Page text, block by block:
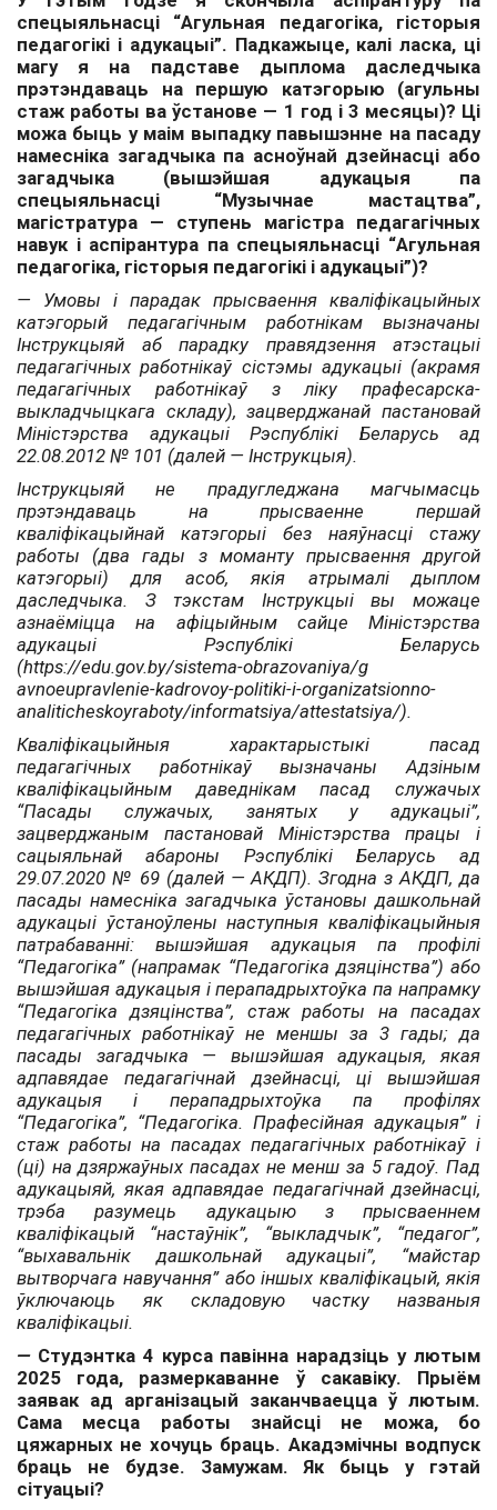
спецыяльнасці “Агульная педагогіка, гісторыя
педагогікі і адукацыі”. Падкажыце, калі ласка, ці
магу я на падставе дыплома даследчыка
прэтэндаваць на першую катэгорыю (агульны
стаж работы ва ўстанове — 1 год і 3 месяцы)? Ці
можа быць у маім выпадку павышэнне на пасаду
намесніка загадчыка па асноўнай дзейнасці або
загадчыка (вышэйшая адукацыя па
спецыяльнасці “Музычнае мастацтва”,
магістратура — ступень магістра педагагічных
навук і аспірантура па спецыяльнасці “Агульная
педагогіка, гісторыя педагогікі і адукацыі”)?
— Умовы і парадак прысваення кваліфікацыйных
катэгорый педагагічным работнікам вызначаны
Інструкцыяй аб парадку правядзення атэстацыі
педагагічных работнікаў сістэмы адукацыі (акрамя
педагагічных работнікаў з ліку прафесарска-
выкладчыцкага складу), зацверджанай пастановай
Міністэрства адукацыі Рэспублікі Беларусь ад
22.08.2012 № 101 (далей — Інструкцыя).
Інструкцыяй не прадугледжана магчымасць
прэтэндаваць на прысваенне першай
кваліфікацыйнай катэгорыі без наяўнасці стажу
работы (два гады з моманту прысваення другой
катэгорыі) для асоб, якія атрымалі дыплом
даследчыка. З тэкстам Інструкцыі вы можаце
азнаёміцца на афіцыйным сайце Міністэрства
адукацыі Рэспублікі Беларусь
(https://edu.gov.by/sistema-obrazovaniya/g
avnoeupravlenie-kadrovoy-politiki-i-organizatsionno-
analiticheskoyraboty/informatsiya/attestatsiya/).
Кваліфікацыйныя характарыстыкі пасад
педагагічных работнікаў вызначаны Адзіным
кваліфікацыйным даведнікам пасад служачых
“Пасады служачых, занятых у адукацыі”,
зацверджаным пастановай Міністэрства працы і
сацыяльнай абароны Рэспублікі Беларусь ад
29.07.2020 № 69 (далей — АКДП). Згодна з АКДП, да
пасады намесніка загадчыка ўстановы дашкольнай
адукацыі ўстаноўлены наступныя кваліфікацыйныя
патрабаванні: вышэйшая адукацыя па профілі
“Педагогіка” (напрамак “Педагогіка дзяцінства”) або
вышэйшая адукацыя і перападрыхтоўка па напрамку
“Педагогіка дзяцінства”, стаж работы на пасадах
педагагічных работнікаў не меншы за 3 гады; да
пасады загадчыка — вышэйшая адукацыя, якая
адпавядае педагагічнай дзейнасці, ці вышэйшая
адукацыя і перападрыхтоўка па профілях
“Педагогіка”, “Педагогіка. Прафесійная адукацыя” і
стаж работы на пасадах педагагічных работнікаў і
(ці) на дзяржаўных пасадах не менш за 5 гадоў. Пад
адукацыяй, якая адпавядае педагагічнай дзейнасці,
трэба разумець адукацыю з прысваеннем
кваліфікацый “настаўнік”, “выкладчык”, “педагог”,
“выхавальнік да­школьнай адукацыі”, “майстар
вытворчага навучання” або іншых кваліфікацый, якія
ўключаюць як складовую частку названыя
кваліфікацыі.
— Студэнтка 4 курса павінна нара­дзіць у лютым
2025 года, размеркаванне ў сакавіку. Прыём
заявак ад арганізацый заканчваецца ў лютым.
Сама месца работы знайсці не можа, бо
цяжарных не хочуць ­браць. Акадэмічны водпуск
браць не будзе. Замужам. Як быць у гэтай
сітуацыі?